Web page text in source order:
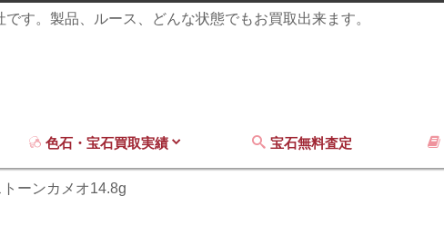
す。製品、ルース、どんな状態でもお買取出来ます。
色石・宝石買取実績 宝石無料査定
トーンカメオ14.8g